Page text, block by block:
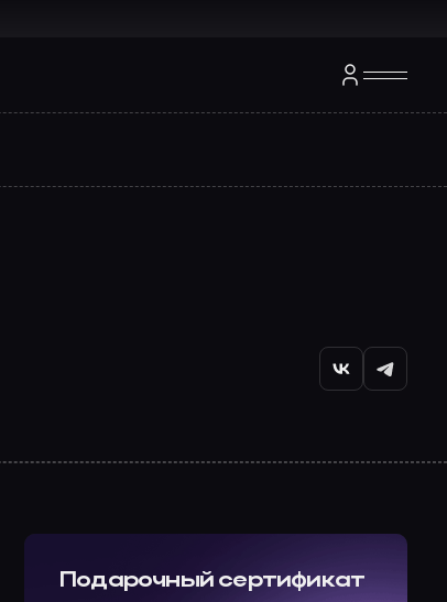
Подарочный сертификат